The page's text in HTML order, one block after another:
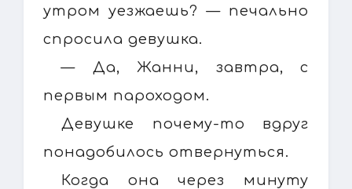
утром уезжаешь? — печально
спросила девушка.
— Да, Жанни, завтра, с
первым пароходом.
Девушке почему-то вдруг
понадобилось отвернуться.
Когда она через минуту